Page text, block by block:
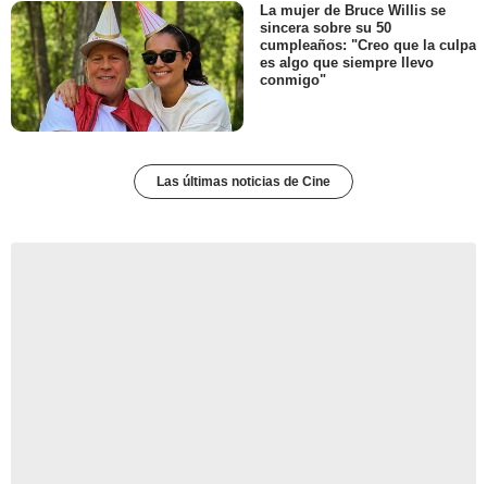
La mujer de Bruce Willis se
sincera sobre su 50
cumpleaños: "Creo que la culpa
es algo que siempre llevo
conmigo"
Las últimas noticias de Cine